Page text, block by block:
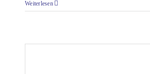
Weiterlesen